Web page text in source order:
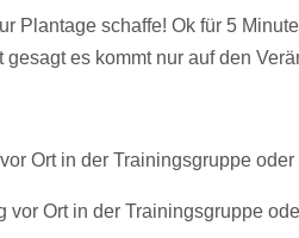
Plantage schaffe! Ok für 5
gesagt es kommt nur auf den
Ort in der Trainingsgruppe
vor Ort in der Trainingsgruppe